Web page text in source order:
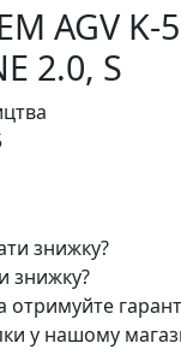
AGV K-5
2.0, S
знижку?
отримуйте
у нашому